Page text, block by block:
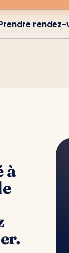
rendez-
à